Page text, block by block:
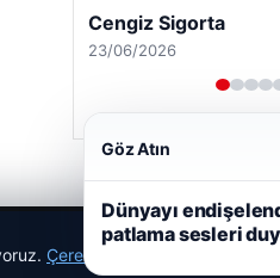
Cengiz Sigorta
23/06/2026
Çerez Politikamız
Göz Atın
Dünyayı
patlama sesleri